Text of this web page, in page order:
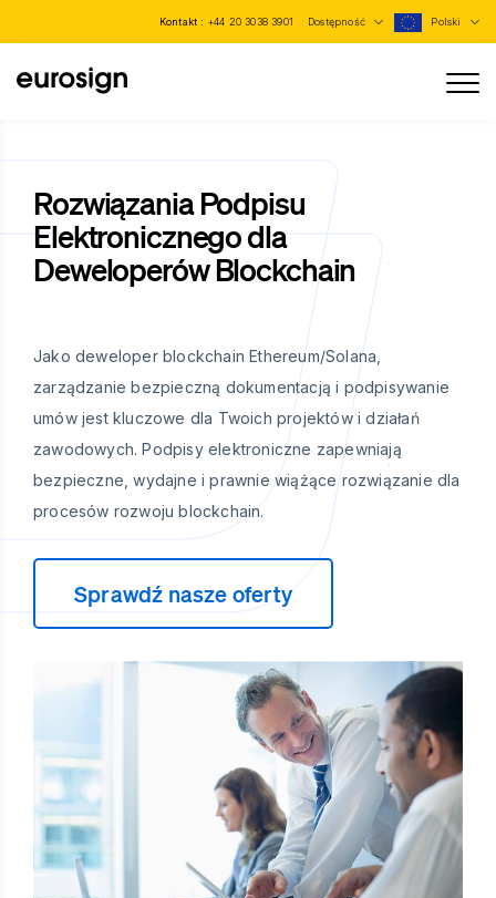
Kontakt : +44 20 3038 3901 Dostępność Polski
Rozwiązania Podpisu
Elektronicznego dla
Deweloperów Blockchain
Jako deweloper blockchain Ethereum/Solana,
zarządzanie bezpieczną dokumentacją i podpisywanie
umów jest kluczowe dla Twoich projektów i działań
zawodowych. Podpisy elektroniczne zapewniają
bezpieczne, wydajne i prawnie wiążące rozwiązanie dla
procesów rozwoju blockchain.
Sprawdź nasze oferty